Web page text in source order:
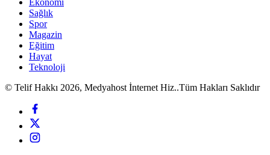
Ekonomi
Sağlık
Spor
Magazin
Eğitim
Hayat
Teknoloji
© Telif Hakkı 2026, Medyahost İnternet Hiz..Tüm Hakları Saklıdır